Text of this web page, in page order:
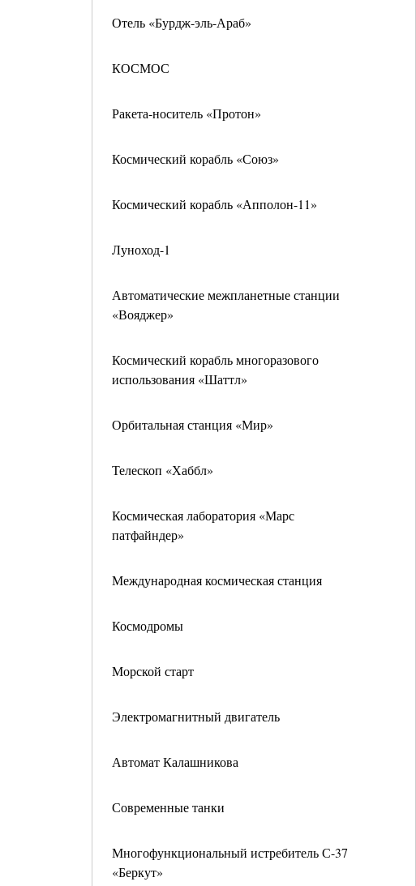
Отель «Бурдж-эль-Араб»
КОСМОС
Ракета-носитель «Протон»
Космический корабль «Союз»
Космический корабль «Апполон-11»
Луноход-1
Автоматические межпланетные станции
«Вояджер»
Космический корабль многоразового
использования «Шаттл»
Орбитальная станция «Мир»
Телескоп «Хаббл»
Космическая лаборатория «Марс
патфайндер»
Международная космическая станция
Космодромы
Морской старт
Электромагнитный двигатель
Автомат Калашникова
Современные танки
Многофункциональный истребитель С-37
«Беркут»